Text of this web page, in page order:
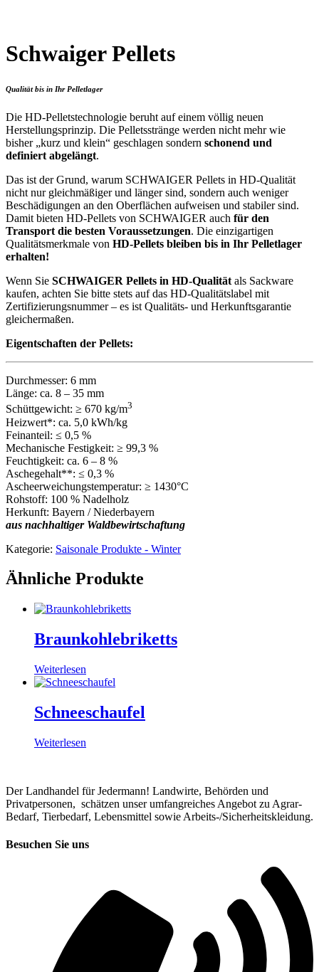
Schwaiger Pellets
Qualität bis in Ihr Pelletlager
Die HD-Pelletstechnologie beruht auf einem völlig neuen
Herstellungsprinzip. Die Pelletsstränge werden nicht mehr wie
bisher „kurz und klein“ geschlagen sondern schonend und
definiert abgelängt.
Das ist der Grund, warum SCHWAIGER Pellets in HD-Qualität
nicht nur gleichmäßiger und länger sind, sondern auch weniger
Beschädigungen an den Oberflächen aufweisen und stabiler sind.
Damit bieten HD-Pellets von SCHWAIGER auch für den
Transport die besten Voraussetzungen. Die einzigartigen
Qualitätsmerkmale von HD-Pellets bleiben bis in Ihr Pelletlager
erhalten!
Wenn Sie SCHWAIGER Pellets in HD-Qualität als Sackware
kaufen, achten Sie bitte stets auf das HD-Qualitätslabel mit
Zertifizierungsnummer – es ist Qualitäts- und Herkunftsgarantie
gleichermaßen.
Eigentschaften der Pellets:
Durchmesser: 6 mm
Länge: ca. 8 – 35 mm
Schüttgewicht: ≥ 670 kg/m3
Heizwert*: ca. 5,0 kWh/kg
Feinanteil: ≤ 0,5 %
Mechanische Festigkeit: ≥ 99,3 %
Feuchtigkeit: ca. 6 – 8 %
Aschegehalt**: ≤ 0,3 %
Ascheerweichungstemperatur: ≥ 1430°C
Rohstoff: 100 % Nadelholz
Herkunft: Bayern / Niederbayern
aus nachhaltiger Waldbewirtschaftung
Kategorie: Saisonale Produkte - Winter
Ähnliche Produkte
Braunkohlebriketts
Weiterlesen
Schneeschaufel
Weiterlesen
Der Landhandel für Jedermann! Landwirte, Behörden und
Privatpersonen, schätzen unser umfangreiches Angebot zu Agrar-
Bedarf, Tierbedarf, Lebensmittel sowie Arbeits-/Sicherheitskleidung.
Besuchen Sie uns